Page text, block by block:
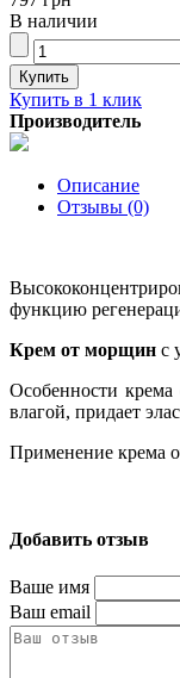
В наличии
Купить в 1 клик
Производитель
Описание
Отзывы (0)
функцию
Крем от морщин с
Особенности
влагой, придает
Применение крема
Добавить отзыв
Ваше имя
Ваш email